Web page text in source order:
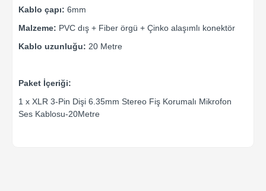
Kablo çapı: 6mm
Malzeme: PVC dış + Fiber örgü + Çinko alaşımlı konektör
Kablo uzunluğu: 20 Metre
Paket İçeriği:
1 x XLR 3-Pin Dişi 6.35mm Stereo Fiş Korumalı Mikrofon
Ses Kablosu-20Metre